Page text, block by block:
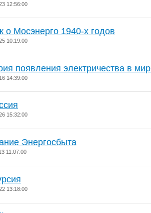
12:56:00
о Мосэнерго 1940-х годов
10:19:00
появления электричества в
14:39:00
15:32:00
Энергосбыта
11:07:00
13:18:00